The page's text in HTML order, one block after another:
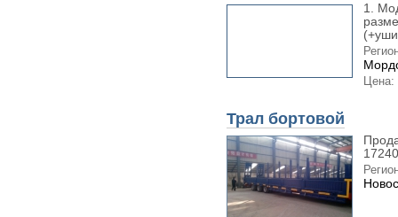
1.
Цена:
Трал бортовой